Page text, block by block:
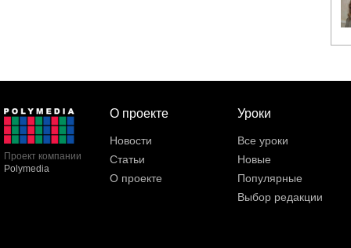
Проект компании
Polymedia
О проекте
Новости
Статьи
О проекте
Уроки
Все уроки
Новые
Популярные
Выбор редакции